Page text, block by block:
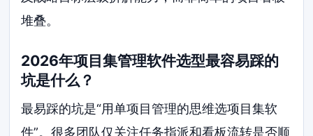
堆叠。
2026年项目集管理软件选型最容易踩的
坑是什么？
最易踩的坑是“用单项目管理的思维选项目集软
件”。很多团队仅关注任务指派和看板流转是否顺